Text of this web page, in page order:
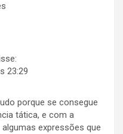
23:29
porque se consegue
tática, e com a
expressões que